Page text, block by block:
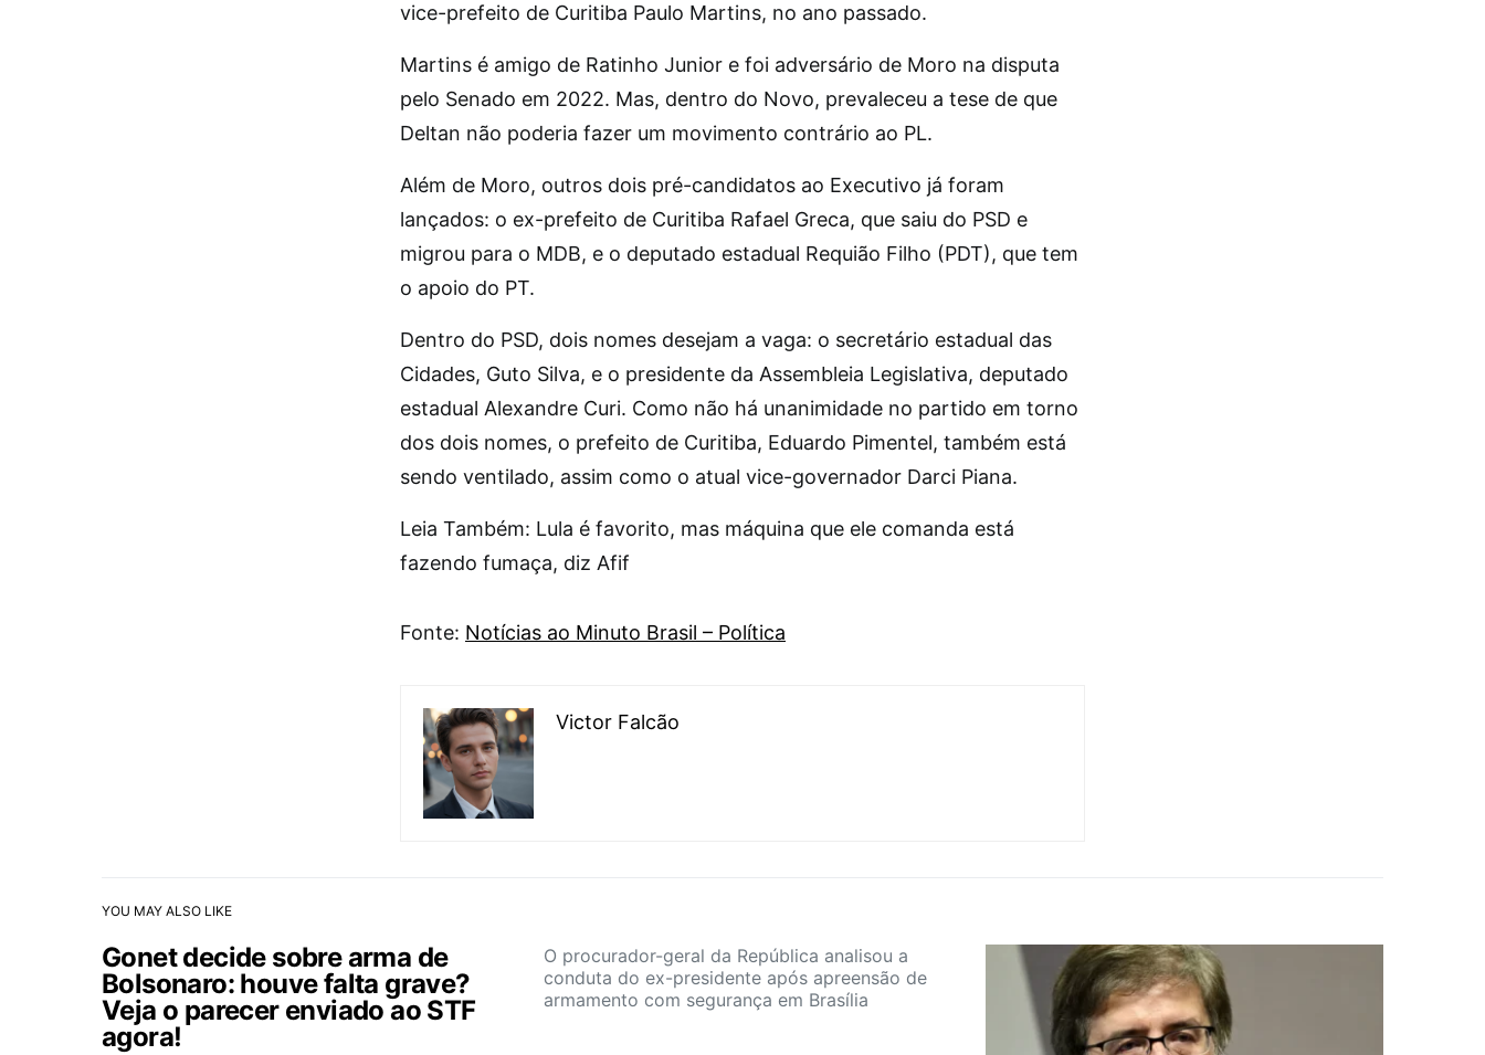
vice-prefeito de Curitiba Paulo Martins, no ano passado.
Martins é amigo de Ratinho Junior e foi adversário de Moro na disputa
pelo Senado em 2022. Mas, dentro do Novo, prevaleceu a tese de que
Deltan não poderia fazer um movimento contrário ao PL.
Além de Moro, outros dois pré-candidatos ao Executivo já foram
lançados: o ex-prefeito de Curitiba Rafael Greca, que saiu do PSD e
migrou para o MDB, e o deputado estadual Requião Filho (PDT), que tem
o apoio do PT.
Dentro do PSD, dois nomes desejam a vaga: o secretário estadual das
Cidades, Guto Silva, e o presidente da Assembleia Legislativa, deputado
estadual Alexandre Curi. Como não há unanimidade no partido em torno
dos dois nomes, o prefeito de Curitiba, Eduardo Pimentel, também está
sendo ventilado, assim como o atual vice-governador Darci Piana.
Leia Também: Lula é favorito, mas máquina que ele comanda está
fazendo fumaça, diz Afif
Fonte: Notícias ao Minuto Brasil – Política
Victor Falcão
YOU MAY ALSO LIKE
Gonet decide sobre arma de
Bolsonaro: houve falta grave?
Veja o parecer enviado ao STF
agora!
O procurador-geral da República analisou a
conduta do ex-presidente após apreensão de
armamento com segurança em Brasília